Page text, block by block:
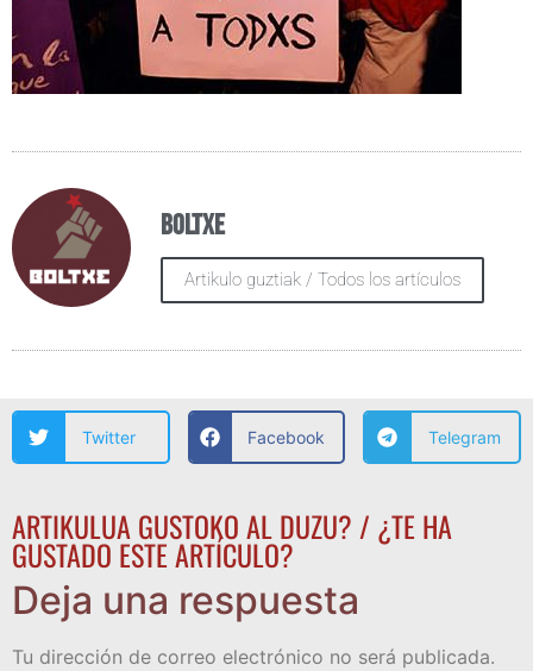
Boltxe
Artikulo guztiak / Todos los artículos
Twitter Facebook Telegram
ARTIKULUA GUSTOKO AL DUZU? / ¿TE HA
GUSTADO ESTE ARTÍCULO?
Deja una respuesta
Tu dirección de correo electrónico no será publicada.